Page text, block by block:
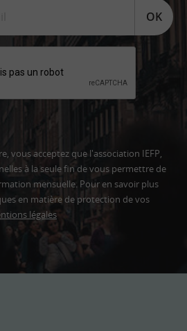
OK
vous acceptez que l'association IEFP,
à la seule fin de vous permettre de
mensuelle. Pour en savoir plus
en matière de protection de vos
légales